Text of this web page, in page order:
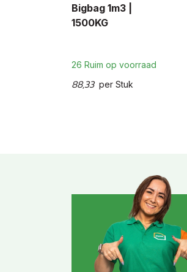
Bigbag 1m3 |
1500KG
26 Ruim op voorraad
88,33 per Stuk